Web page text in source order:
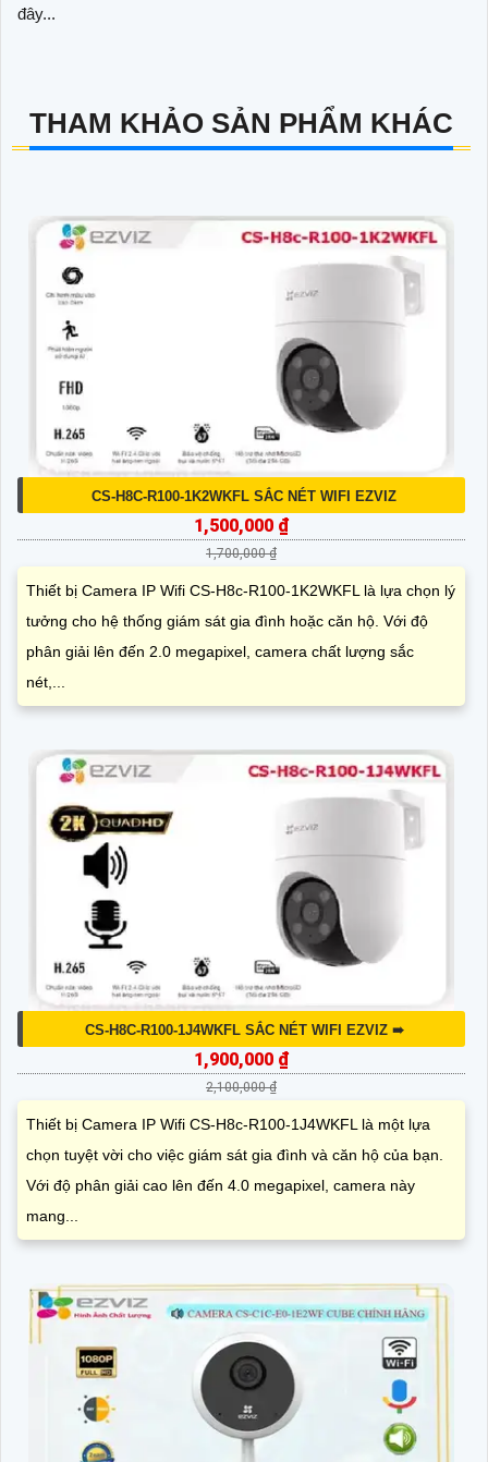
đây...
THAM KHẢO SẢN PHẨM KHÁC
CS-H8C-R100-1K2WKFL SẮC NÉT WIFI EZVIZ
1,500,000 ₫
1,700,000 ₫
Thiết bị Camera IP Wifi CS-H8c-R100-1K2WKFL là lựa chọn lý
tưởng cho hệ thống giám sát gia đình hoặc căn hộ. Với độ
phân giải lên đến 2.0 megapixel, camera chất lượng sắc
nét,...
CS-H8C-R100-1J4WKFL SẮC NÉT WIFI EZVIZ ➠
1,900,000 ₫
2,100,000 ₫
Thiết bị Camera IP Wifi CS-H8c-R100-1J4WKFL là một lựa
chọn tuyệt vời cho việc giám sát gia đình và căn hộ của bạn.
Với độ phân giải cao lên đến 4.0 megapixel, camera này
mang...